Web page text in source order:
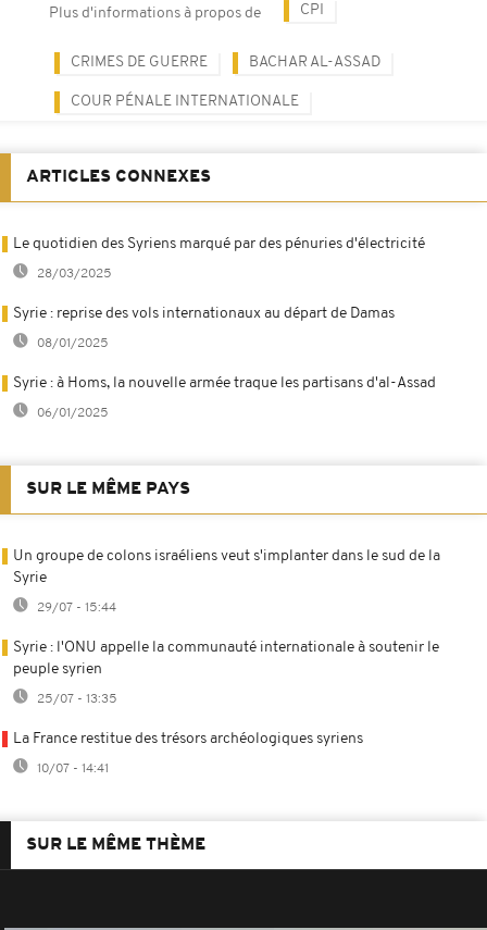
Plus d'informations à propos de CPI
CRIMES DE GUERRE BACHAR AL-ASSAD
COUR PÉNALE INTERNATIONALE
ARTICLES CONNEXES
Le quotidien des Syriens marqué par des pénuries d'électricité
28/03/2025
Syrie : reprise des vols internationaux au départ de Damas
08/01/2025
Syrie : à Homs, la nouvelle armée traque les partisans d'al-Assad
06/01/2025
SUR LE MÊME PAYS
Un groupe de colons israéliens veut s'implanter dans le sud de la
Syrie
29/07 - 15:44
Syrie : l'ONU appelle la communauté internationale à soutenir le
peuple syrien
25/07 - 13:35
La France restitue des trésors archéologiques syriens
10/07 - 14:41
SUR LE MÊME THÈME